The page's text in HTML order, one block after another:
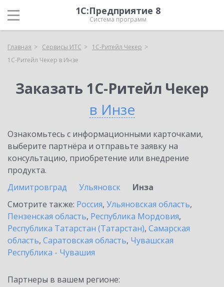
1С:Предприятие 8
Система программ
Главная Сервисы ИТС
1C-Ритейл Чекер
1C-Ритейл Чекер в Инзе
Заказать 1C-Ритейл Чекер
в Инзе
Ознакомьтесь с информационными карточками,
выберите партнёра и отправьте заявку на
консультацию, приобретение или внедрение
продукта.
Димитровград
Ульяновск
Инза
Смотрите также: Россия, Ульяновская область,
Пензенская область, Республика Мордовия,
Республика Татарстан (Татарстан), Самарская
область, Саратовская область, Чувашская
Республика - Чувашия
Партнеры в вашем регионе: